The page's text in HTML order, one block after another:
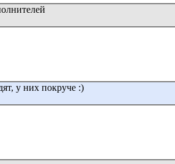
у них покруче :)